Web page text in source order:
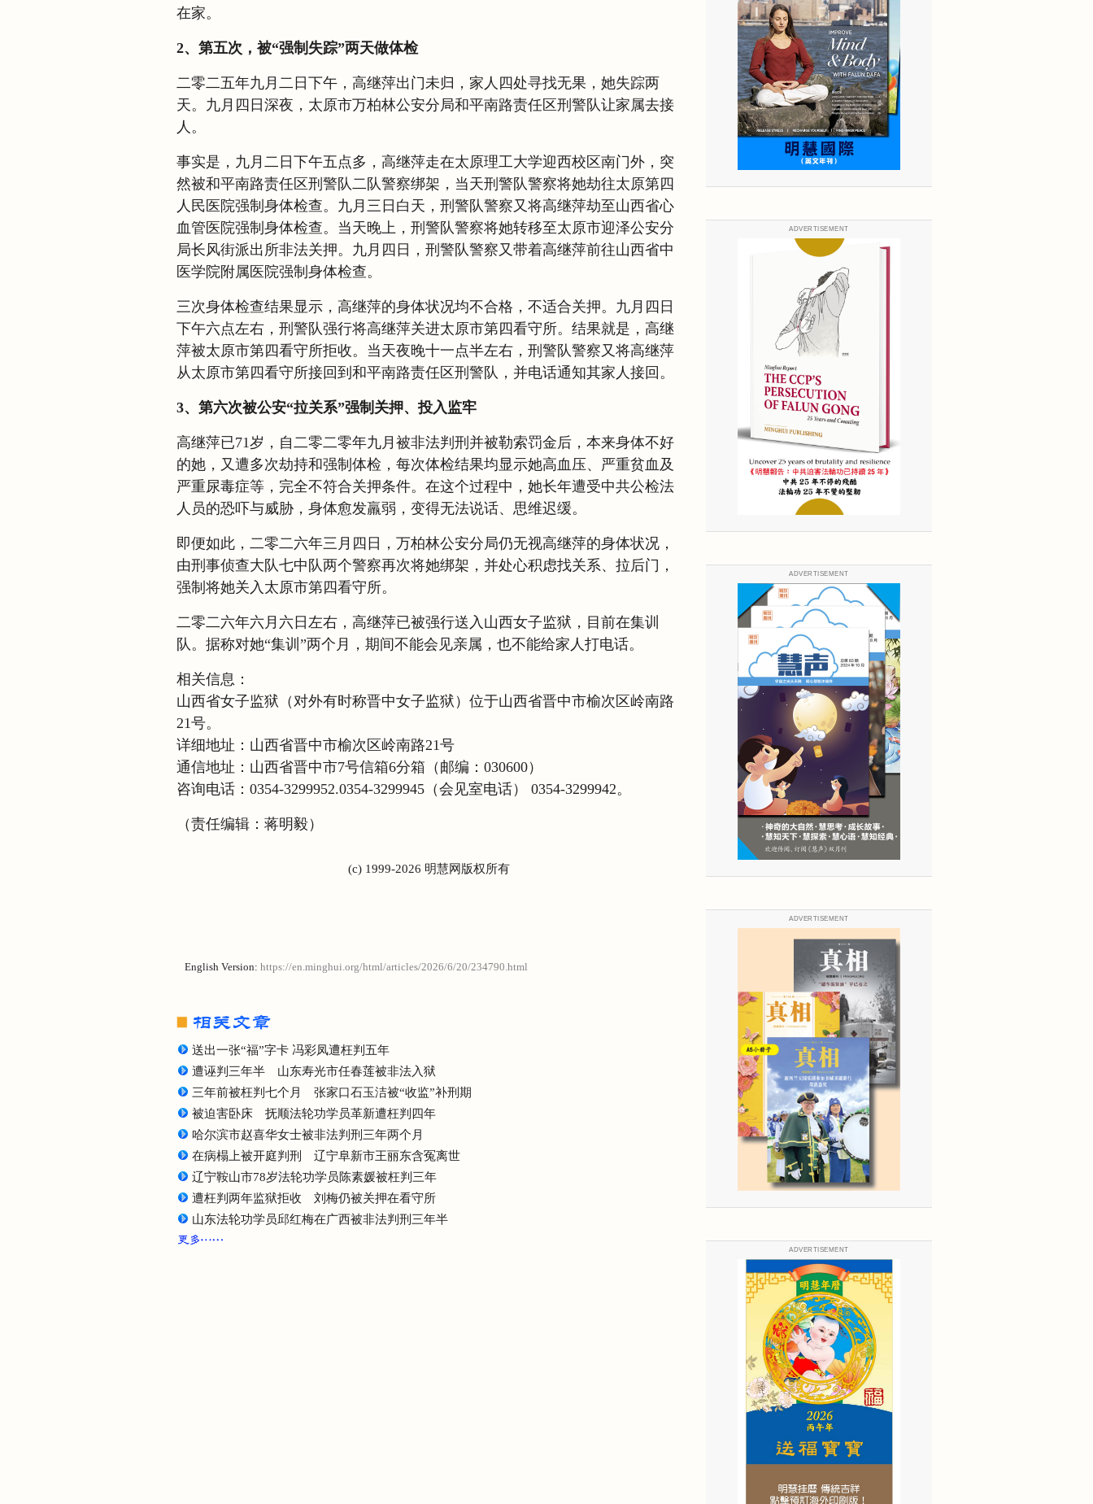
在家。
2、第五次，被“强制失踪”两天做体检
二零二五年九月二日下午，高继萍出门未归，家人四处寻找无果，她失踪两
天。九月四日深夜，太原市万柏林公安分局和平南路责任区刑警队让家属去接
人。
事实是，九月二日下午五点多，高继萍走在太原理工大学迎西校区南门外，突
然被和平南路责任区刑警队二队警察绑架，当天刑警队警察将她劫往太原第四
人民医院强制身体检查。九月三日白天，刑警队警察又将高继萍劫至山西省心
血管医院强制身体检查。当天晚上，刑警队警察将她转移至太原市迎泽公安分
局长风街派出所非法关押。九月四日，刑警队警察又带着高继萍前往山西省中
医学院附属医院强制身体检查。
三次身体检查结果显示，高继萍的身体状况均不合格，不适合关押。九月四日
下午六点左右，刑警队强行将高继萍关进太原市第四看守所。结果就是，高继
萍被太原市第四看守所拒收。当天夜晚十一点半左右，刑警队警察又将高继萍
从太原市第四看守所接回到和平南路责任区刑警队，并电话通知其家人接回。
3、第六次被公安“拉关系”强制关押、投入监牢
高继萍已71岁，自二零二零年九月被非法判刑并被勒索罚金后，本来身体不好
的她，又遭多次劫持和强制体检，每次体检结果均显示她高血压、严重贫血及
严重尿毒症等，完全不符合关押条件。在这个过程中，她长年遭受中共公检法
人员的恐吓与威胁，身体愈发羸弱，变得无法说话、思维迟缓。
即便如此，二零二六年三月四日，万柏林公安分局仍无视高继萍的身体状况，
由刑事侦查大队七中队两个警察再次将她绑架，并处心积虑找关系、拉后门，
强制将她关入太原市第四看守所。
二零二六年六月六日左右，高继萍已被强行送入山西女子监狱，目前在集训
队。据称对她“集训”两个月，期间不能会见亲属，也不能给家人打电话。
相关信息：
山西省女子监狱（对外有时称晋中女子监狱）位于山西省晋中市榆次区岭南路
21号。
详细地址：山西省晋中市榆次区岭南路21号
通信地址：山西省晋中市7号信箱6分箱（邮编：030600）
咨询电话：0354-3299952.0354-3299945（会见室电话） 0354-3299942。
（责任编辑：蒋明毅）
(c) 1999-2026 明慧网版权所有
English Version: https://en.minghui.org/html/articles/2026/6/20/234790.html
送出一张“福”字卡 冯彩凤遭枉判五年
遭诬判三年半 山东寿光市任春莲被非法入狱
三年前被枉判七个月 张家口石玉洁被“收监”补刑期
被迫害卧床 抚顺法轮功学员革新遭枉判四年
哈尔滨市赵喜华女士被非法判刑三年两个月
在病榻上被开庭判刑 辽宁阜新市王丽东含冤离世
辽宁鞍山市78岁法轮功学员陈素媛被枉判三年
遭枉判两年监狱拒收 刘梅仍被关押在看守所
山东法轮功学员邱红梅在广西被非法判刑三年半
ADVERTISEMENT
ADVERTISEMENT
ADVERTISEMENT
ADVERTISEMENT